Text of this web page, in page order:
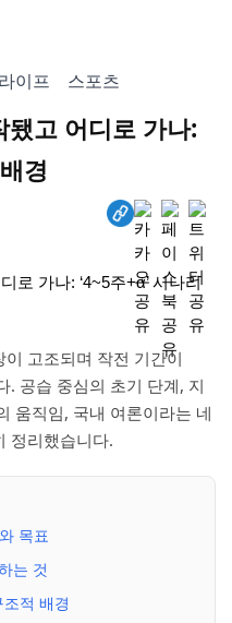
라이프 스포츠
고 어디로 가나:
경
고조되며 작전 기간이
. 공습 중심의 초기 단계, 지
움직임, 국내 여론이라는 네
정리했습니다.
목표
는 것
적 배경